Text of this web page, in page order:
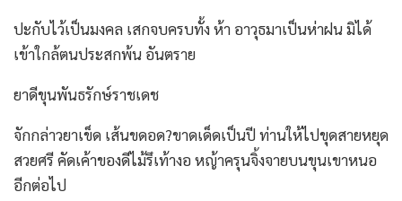
ปะกับไว้เป็นมงคล เสกจบครบทั้ง ห้า อาวุธมาเป็นห่าฝน มิได้
เข้าใกล้ตนประสกพ้น อันตราย
ยาดีขุนพันธรักษ์ราชเดช
จักกล่าวยาเข็ด เส้นขดอด?ขาดเด็ดเป็นปี ท่านให้ไปขุดสายหยุด
สวยศรี คัดเค้าของดีไม้รึเท้างอ หญ้าครุนจิ้งจายบนขุนเขาหนอ
อีกต่อไป